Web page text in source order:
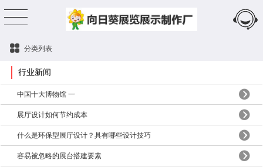
分类列表
行业新闻
中国十大博物馆 一
展厅设计如何节约成本
什么是环保型展厅设计？具有哪些设计技巧
容易被忽略的展台搭建要素